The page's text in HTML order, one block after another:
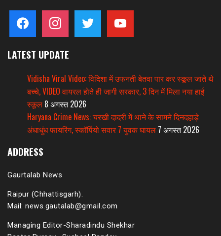
facebook instagram twitter youtube
LATEST UPDATE
Vidisha Viral Video: विदिशा में उफनती बेतवा पार कर स्कूल जाते थे
बच्चे, VIDEO वायरल होते ही जागी सरकार, 3 दिन में मिला नया हाई
स्कूल 8 अगस्त 2026
Haryana Crime News: चरखी दादरी में थाने के सामने दिनदहाड़े
अंधाधुंध फायरिंग, स्कॉर्पियो सवार 7 युवक घायल 7 अगस्त 2026
ADDRESS
Gaurtalab News
Raipur (Chhattisgarh).
Mail: news.gautalab@gmail.com
Managing Editor-Sharadindu Shekhar